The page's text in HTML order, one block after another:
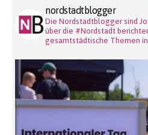
nordstadtblogger
Die Nordstadtblogger sind
über die #Nordstadt
gesamtstädtische Themen